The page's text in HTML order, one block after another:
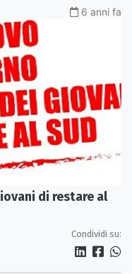
6 anni fa
di restare al
Condividi su: